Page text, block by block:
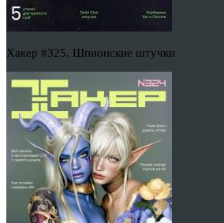
Хакер #325. Шпионские штучки